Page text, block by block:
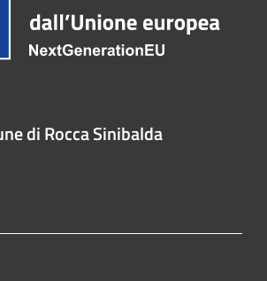
di Rocca Sinibalda